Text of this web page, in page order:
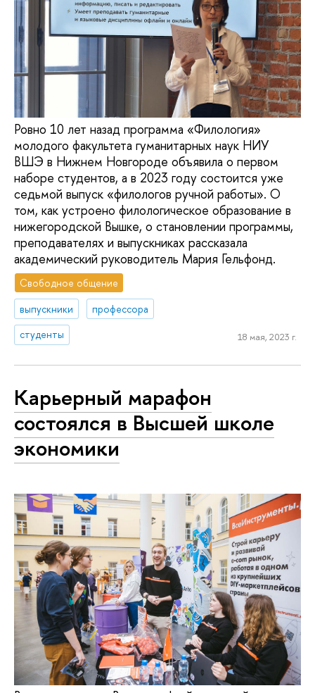
Ровно 10 лет назад программа «Филология»
молодого факультета гуманитарных наук НИУ
ВШЭ в Нижнем Новгороде объявила о первом
наборе студентов, а в 2023 году состоится уже
седьмой выпуск «филологов ручной работы». О
том, как устроено филологическое образование в
нижегородской Вышке, о становлении программы,
преподавателях и выпускниках рассказала
академический руководитель Мария Гельфонд.
Свободное общение
выпускники
профессора
студенты
18 мая, 2023 г.
Карьерный марафон
состоялся в Высшей школе
экономики